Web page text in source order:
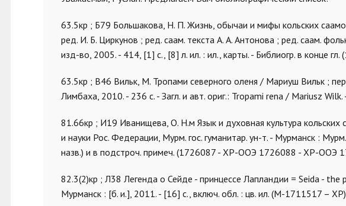
63.5кр ; Б79 Большакова, Н. П. Жизнь, обычаи и мифы кольских
ред. И. Б. Циркунов ; ред. саам. текста А. А. Антонова ; ред. саам.
изд-во, 2005. - 414, [1] с., [8] л. ил. : ил., карты. - Библиогр. в конце
63.5кр ; В46 Вильк, М. Тропами северного оленя / Мариуш Вильк ;
Лимбаха, 2010. - 236 с. - Загл. и авт. ориг.: Tropami rena / Mariusz
81.66кр ; И19 Иванищева, О. Н.м Язык и духовная культура
и науки Рос. Федерации, Мурм. гос. гуманитар. ун-т. - Мурманск :
назв.) и в подстроч. примеч. (1726087 - ХР-ООЭ 1726088 - ХР-ООЭ
82.3(2)кр ; Л38 Легенда о Сейде - принцессе Лапландии = Seida -
Мурманск : [б. и.], 2011. - [16] с., включ. обл. : цв. ил. (М-1711517 – ХР)